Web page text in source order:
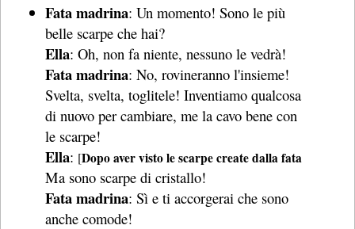
Fata madrina: Un momento! Sono le più
belle scarpe che hai?
Ella: Oh, non fa niente, nessuno le vedrà!
Fata madrina: No, rovineranno l'insieme!
Svelta, svelta, toglitele! Inventiamo qualcosa
di nuovo per cambiare, me la cavo bene con
le scarpe!
Ella: [Dopo aver visto le scarpe create dalla fata
Ma sono scarpe di cristallo!
Fata madrina: Sì e ti accorgerai che sono
anche comode!